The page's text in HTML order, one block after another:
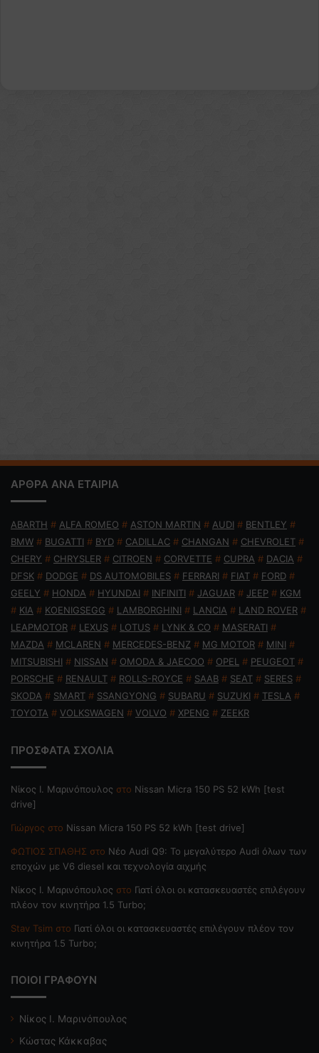
ΑΡΘΡΑ ΑΝΑ ΕΤΑΙΡΙΑ
ABARTH # ALFA ROMEO # ASTON MARTIN # AUDI # BENTLEY #
BMW # BUGATTI # BYD # CADILLAC # CHANGAN # CHEVROLET #
CHERY # CHRYSLER # CITROEN # CORVETTE # CUPRA # DACIA #
DFSK # DODGE # DS AUTOMOBILES # FERRARI # FIAT # FORD #
GEELY # HONDA # HYUNDAI # INFINITI # JAGUAR # JEEP # KGM
# KIA # KOENIGSEGG # LAMBORGHINI # LANCIA # LAND ROVER #
LEAPMOTOR # LEXUS # LOTUS # LYNK & CO # MASERATI #
MAZDA # MCLAREN # MERCEDES-BENZ # MG MOTOR # MINI #
MITSUBISHI # NISSAN # OMODA & JAECOO # OPEL # PEUGEOT #
PORSCHE # RENAULT # ROLLS-ROYCE # SAAB # SEAT # SERES #
SKODA # SMART # SSANGYONG # SUBARU # SUZUKI # TESLA #
TOYOTA # VOLKSWAGEN # VOLVO # XPENG # ZEEKR
ΠΡΟΣΦΑΤΑ ΣΧΟΛΙΑ
Nίκος Ι. Mαρινόπουλος στο Nissan Micra 150 PS 52 kWh [test
drive]
Γιώργος στο Nissan Micra 150 PS 52 kWh [test drive]
ΦΩΤΙΟΣ ΣΠΑΘΗΣ στο Νέο Audi Q9: Το μεγαλύτερο Audi όλων των
εποχών με V6 diesel και τεχνολογία αιχμής
Nίκος Ι. Mαρινόπουλος στο Γιατί όλοι οι κατασκευαστές επιλέγουν
πλέον τον κινητήρα 1.5 Turbo;
Stav Tsim στο Γιατί όλοι οι κατασκευαστές επιλέγουν πλέον τον
κινητήρα 1.5 Turbo;
ΠΟΙΟΙ ΓΡΑΦΟΥΝ
Νίκος Ι. Μαρινόπουλος
Κώστας Κάκκαβας